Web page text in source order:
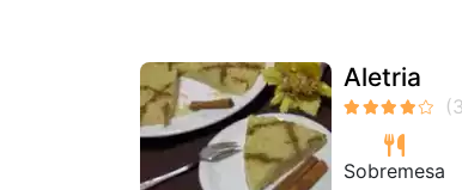
Aletria
Sobremesa